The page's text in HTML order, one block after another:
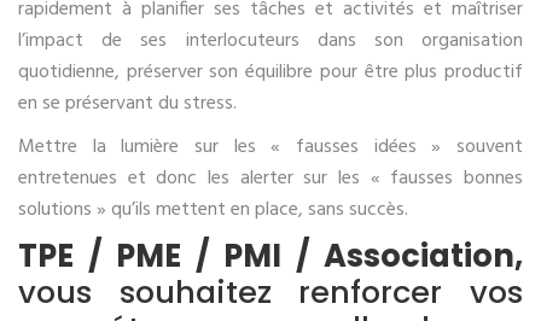
rapidement à planifier ses tâches et activités et maîtriser
l’impact de ses interlocuteurs dans son organisation
quotidienne, préserver son équilibre pour être plus productif
en se préservant du stress.
Mettre la lumière sur les « fausses idées » souvent
entretenues et donc les alerter sur les « fausses bonnes
solutions » qu’ils mettent en place, sans succès.
TPE / PME / PMI / Association,
vous souhaitez renforcer vos